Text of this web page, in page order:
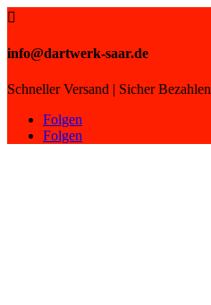

info@dartwerk-saar.de
Schneller Versand | Sicher
Folgen
Folgen